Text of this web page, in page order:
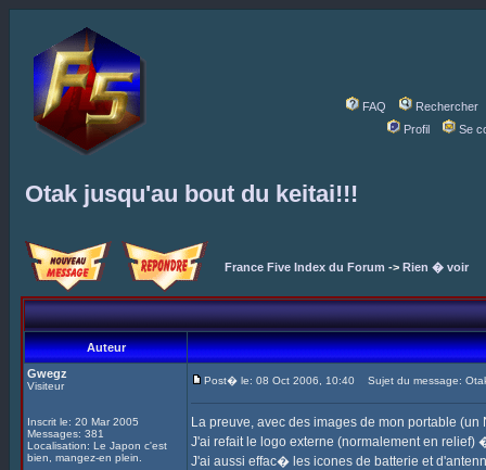
FAQ
Rechercher
Profil
Se
Otak jusqu'au bout du keitai!!!
France Five Index du Forum -> Rien � voir
Auteur
Gwegz
Visiteur
Inscrit le: 20 Mar 2005
Messages: 381
Localisation: Le Japon c'est
bien, mangez-en plein.
Post� le: 08 Oct 2006, 10:40 Sujet du message:
La preuve, avec des images de mon portable
J'ai refait le logo externe (normalement en
J'ai aussi effac� les icones de batterie et